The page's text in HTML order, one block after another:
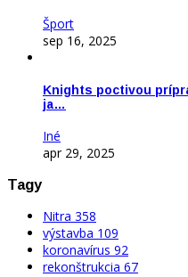
Šport
sep 16, 2025
Knights poctivou
ja…
Iné
apr 29, 2025
Tagy
Nitra 358
výstavba 109
koronavírus 92
rekonštrukcia 67